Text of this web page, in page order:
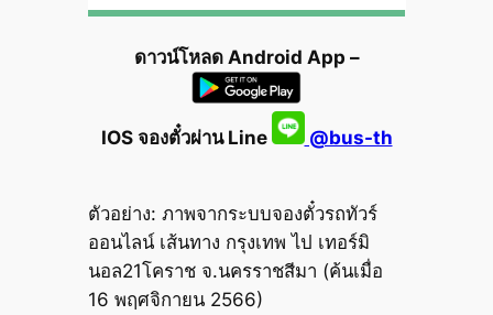
ดาวน์โหลด Android App –
IOS จองตั๋วผ่าน Line @bus-th
ตัวอย่าง: ภาพจากระบบจองตั๋วรถทัวร์
ออนไลน์ เส้นทาง กรุงเทพ ไป เทอร์มิ
นอล21โคราช จ.นครราชสีมา (ค้นเมื่อ
16 พฤศจิกายน 2566)